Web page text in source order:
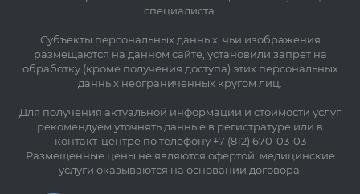
специалиста.
Субъекты персональных данных, чьи изображения
размещаются на данном сайте, установили запрет на
обработку (кроме получения доступа) этих персональных
данных неограниченных кругом лиц.
Для получения актуальной информации и стоимости услуг
рекомендуем уточнять данные в регистратуре или в
контакт-центре по телефону +7 (812) 670-03-03
Размещенные цены не являются офертой, медицинские
услуги оказываются на основании договора.